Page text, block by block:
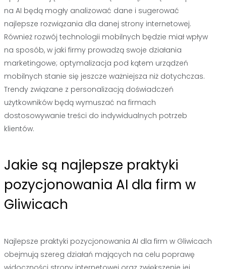
na AI będą mogły analizować dane i sugerować
najlepsze rozwiązania dla danej strony internetowej.
Również rozwój technologii mobilnych będzie miał wpływ
na sposób, w jaki firmy prowadzą swoje działania
marketingowe; optymalizacja pod kątem urządzeń
mobilnych stanie się jeszcze ważniejsza niż dotychczas.
Trendy związane z personalizacją doświadczeń
użytkowników będą wymuszać na firmach
dostosowywanie treści do indywidualnych potrzeb
klientów.
Jakie są najlepsze praktyki
pozycjonowania AI dla firm w
Gliwicach
Najlepsze praktyki pozycjonowania AI dla firm w Gliwicach
obejmują szereg działań mających na celu poprawę